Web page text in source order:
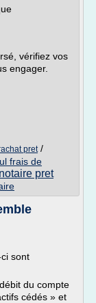
vérifiez vos
engager.
pret/
frais de
pret
sont
du compte
cédés » et